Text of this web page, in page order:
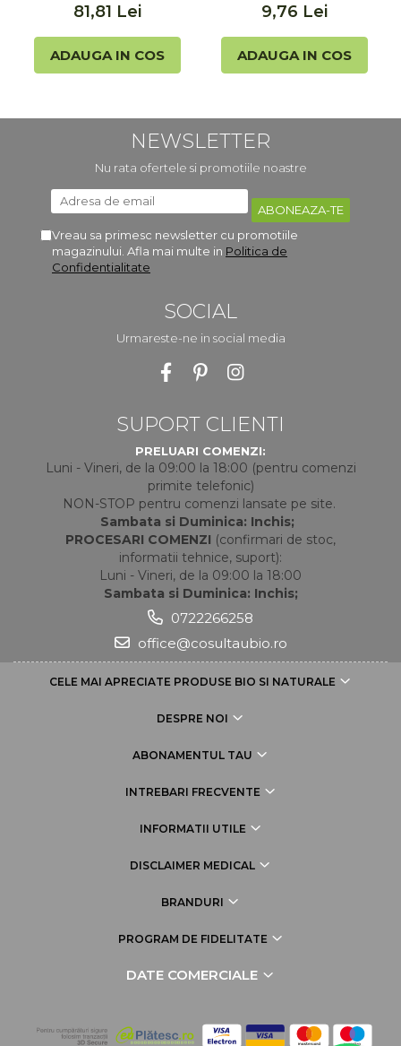
81,81 Lei
ADAUGA IN COS
9,76 Lei
ADAUGA IN COS
NEWSLETTER
Nu rata ofertele si promotiile noastre
Vreau sa primesc newsletter cu promotiile
magazinului. Afla mai multe in Politica de
Confidentialitate
SOCIAL
Urmareste-ne in social media
SUPORT CLIENTI
PRELUARI COMENZI:
Luni - Vineri, de la 09:00 la 18:00 (pentru comenzi
primite telefonic)
NON-STOP pentru comenzi lansate pe site.
Sambata si Duminica: Inchis;
PROCESARI COMENZI (confirmari de stoc,
informatii tehnice, suport):
Luni - Vineri, de la 09:00 la 18:00
Sambata si Duminica: Inchis;
0722266258
office@cosultaubio.ro
CELE MAI APRECIATE PRODUSE BIO SI NATURALE
DESPRE NOI
ABONAMENTUL TAU
INTREBARI FRECVENTE
INFORMATII UTILE
DISCLAIMER MEDICAL
BRANDURI
PROGRAM DE FIDELITATE
DATE COMERCIALE